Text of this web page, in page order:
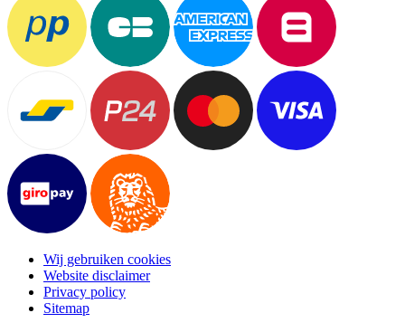
Wij gebruiken cookies
Website disclaimer
Privacy policy
Sitemap